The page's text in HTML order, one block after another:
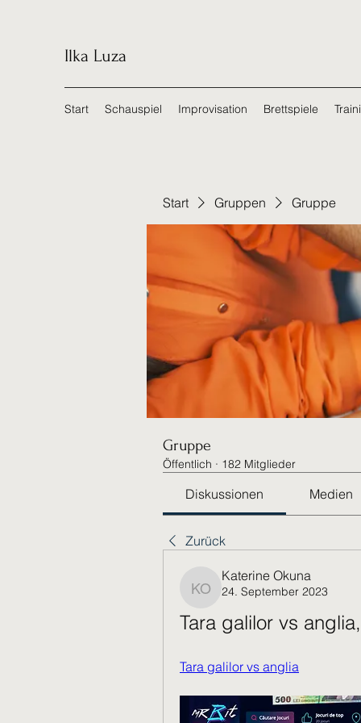
Ilka Luza
Start Schauspiel Improvisation Brettspiele
Start Gruppen Gruppe
Gruppe
Öffentlich · 182 Mitglieder
Diskussionen Medien
Zurück
Katerine Okuna
Katerine Okuna
24. September 2023
Tara galilor vs
Tara galilor vs anglia